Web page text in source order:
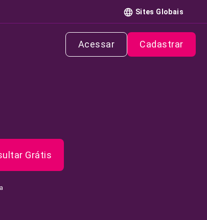
Sites Globais
Acessar Cadastrar
Grátis